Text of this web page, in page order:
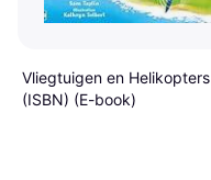
Vliegtuigen en Helikopters
(ISBN) (E-book)